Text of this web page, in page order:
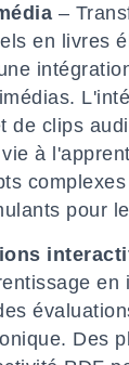
–
en livres
de clips
à
pour
en
Des